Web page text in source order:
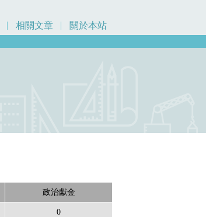
相關文章 關於本站
政治獻金
0